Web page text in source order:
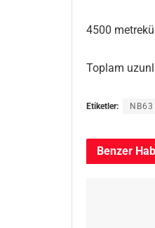
4500
Toplam
Etiketler: NB63
Benzer